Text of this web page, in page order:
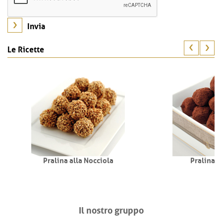
Le Ricette
Pralina alla Nocciola Pralina
Il nostro gruppo